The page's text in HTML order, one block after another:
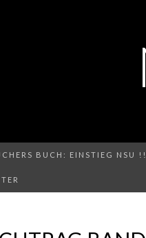
BUCH: EINSTIEG NSU